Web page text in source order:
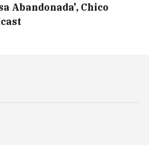
Abandonada', Chico